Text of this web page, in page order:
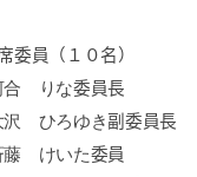
委員（１０名）
合 りな委員長
沢
ひろゆき副委員長
藤
けいた委員